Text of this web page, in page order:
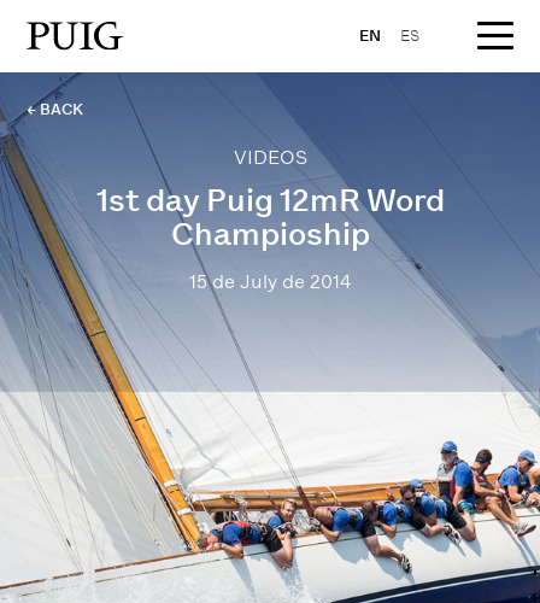
EN ES
← BACK
VIDEOS
1st day Puig 12mR Word
Champioship
15 de July de 2014